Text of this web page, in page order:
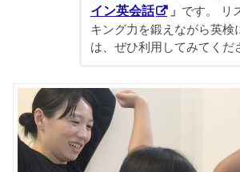
イン英会話
」 です。 リ
キング力を鍛えながら英検
は、ぜひ利用してみてくだ